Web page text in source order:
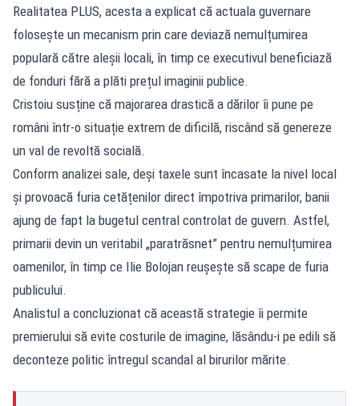
Realitatea PLUS, acesta a explicat că actuala guvernare
folosește un mecanism prin care deviază nemulțumirea
populară către aleșii locali, în timp ce executivul beneficiază
de fonduri fără a plăti prețul imaginii publice.
Cristoiu susține că majorarea drastică a dărilor îi pune pe
români într-o situație extrem de dificilă, riscând să genereze
un val de revoltă socială.
Conform analizei sale, deși taxele sunt încasate la nivel local
și provoacă furia cetățenilor direct împotriva primarilor, banii
ajung de fapt la bugetul central controlat de guvern. Astfel,
primarii devin un veritabil „paratrăsnet” pentru nemulțumirea
oamenilor, în timp ce Ilie Bolojan reușește să scape de furia
publicului.
Analistul a concluzionat că această strategie îi permite
premierului să evite costurile de imagine, lăsându-i pe edili să
deconteze politic întregul scandal al birurilor mărite.